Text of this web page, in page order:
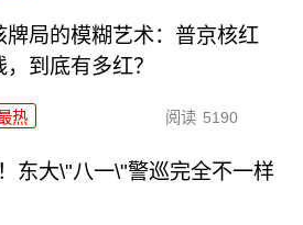
牌局的模糊艺术：普京核红
，到底有多红？
热 阅读 5190
东大\"八一\"警巡完全不一样